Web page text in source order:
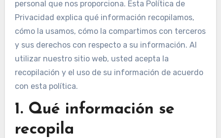
personal que nos proporciona. Esta Política de
Privacidad explica qué información recopilamos,
cómo la usamos, cómo la compartimos con terceros
y sus derechos con respecto a su información. Al
utilizar nuestro sitio web, usted acepta la
recopilación y el uso de su información de acuerdo
con esta política.
1. Qué información se
recopila